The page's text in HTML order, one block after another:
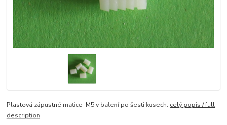
Plastová zápustné matice M5 v balení po šesti kusech. celý popis / full
description